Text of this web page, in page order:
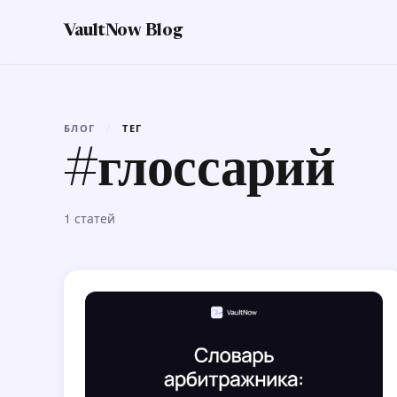
VaultNow Blog
БЛОГ ТЕГ
#глоссарий
1 статей